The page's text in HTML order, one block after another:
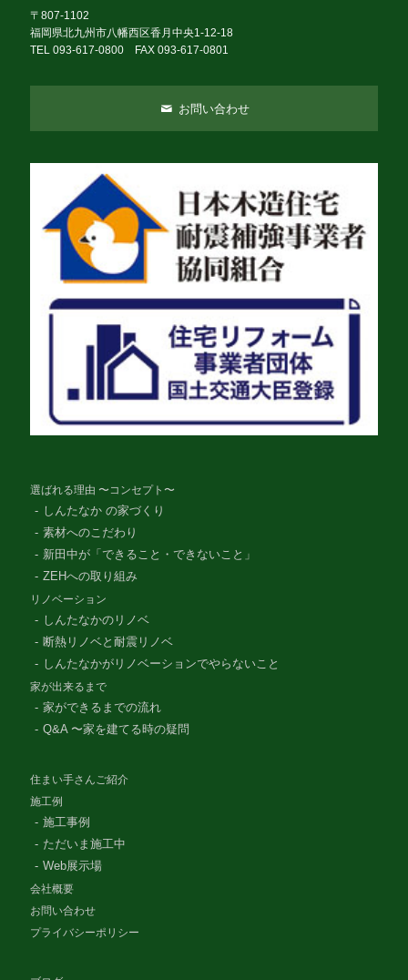
〒807-1102
福岡県北九州市八幡西区香月中央1-12-18
TEL 093-617-0800 FAX 093-617-0801
お問い合わせ
選ばれる理由 〜コンセプト〜
しんたなか の家づくり
素材へのこだわり
新田中が「できること・できないこと」
ZEHへの取り組み
リノベーション
しんたなかのリノベ
断熱リノベと耐震リノベ
しんたなかがリノベーションでやらないこと
家が出来るまで
家ができるまでの流れ
Q&A 〜家を建てる時の疑問
住まい手さんご紹介
施工例
施工事例
ただいま施工中
Web展示場
会社概要
お問い合わせ
プライバシーポリシー